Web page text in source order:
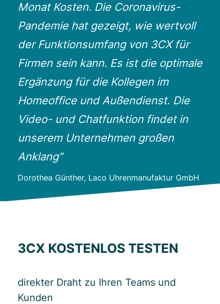
Monat Kosten. Die Coronavirus-
Pandemie hat gezeigt, wie wertvoll
der Funktionsumfang von 3CX für
Firmen sein kann. Es ist die optimale
Ergänzung für die Kollegen im
Homeoffice und Außendienst. Die
Video- und Chatfunktion findet in
unserem Unternehmen großen
Anklang“
Dorothea Günther, Laco Uhrenmanufaktur GmbH
3CX KOSTENLOS TESTEN
direkter Draht zu Ihren Teams und
Kunden